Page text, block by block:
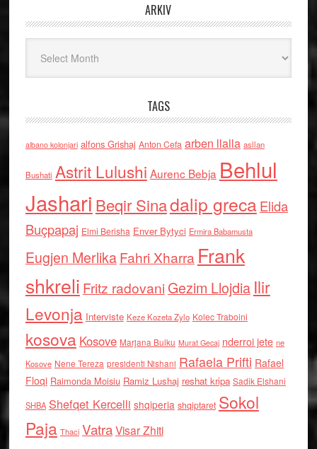
ARKIV
TAGS
albano kolonjari alfons Grishaj Anton Cefa arben llalla asllan
Bushati Astrit Lulushi Aurenc Bebja Behlul
Jashari Beqir Sinadalip grecaElida
Buçpapaj Elmi Berisha Enver Bytyci Ermira Babamusta
Eugjen MerlikaFahri Xharra Frank
shkreli Fritz radovaniGezim Llojdia Ilir
Levonja Interviste Keze Kozeta Zylo Kolec Traboini
kosova Kosove Marjana Bulku Murat Gecaj nderroi jete ne
Kosove Nene Tereza presidenti Nishani Rafaela Prifti Rafael
Floqi Raimonda Moisiu Ramiz Lushaj reshat kripa Sadik Elshani
SHBA Shefqet Kercelli shqiperia shqiptaret Sokol
Paja Thaci VatraVisar Zhiti